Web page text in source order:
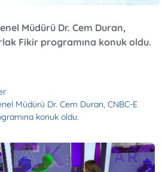
Müdürü Dr. Cem Duran,
Fikir programına konuk oldu.
Müdürü Dr. Cem Duran, CNBC-E
konuk oldu.